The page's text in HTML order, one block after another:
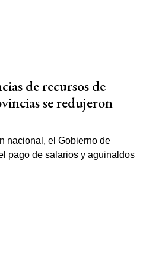
de recursos de
se redujeron